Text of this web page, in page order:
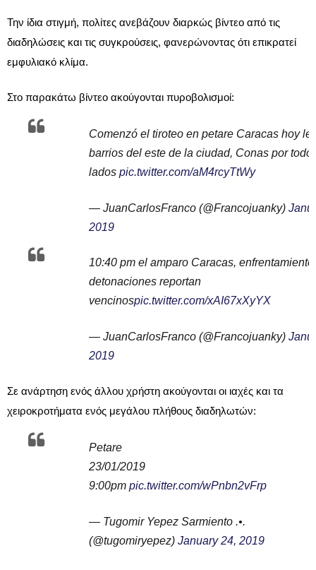
Την ίδια στιγμή, πολίτες ανεβάζουν διαρκώς βίντεο από τις
διαδηλώσεις και τις συγκρούσεις, φανερώνοντας ότι επικρατεί
εμφυλιακό κλίμα.
Στο παρακάτω βίντεο ακούγονται πυροβολισμοί:
Comenzó el tiroteo en petare Caracas hoy le
barrios del este de la ciudad, Conas por
lados pic.twitter.com/aM4rcyTtWy
— JuanCarlosFranco (@Francojuanky)
2019
10:40 pm el amparo Caracas,
detonaciones reportan
vencinospic.twitter.com/xAI67xXyYX
— JuanCarlosFranco (@Francojuanky)
2019
Σε ανάρτηση ενός άλλου χρήστη ακούγονται οι ιαχές και τα
χειροκροτήματα ενός μεγάλου πλήθους διαδηλωτών:
Petare
23/01/2019
9:00pm pic.twitter.com/wPnbn2vFrp
— Tugomir Yepez Sarmiento .•.
(@tugomiryepez) January 24, 2019